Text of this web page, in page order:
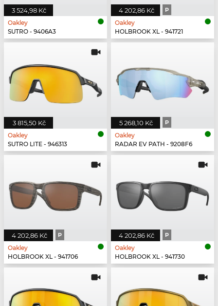
3 524,98 Kč
Oakley
SUTRO - 9406A3
4 202,86 Kč P
Oakley
HOLBROOK XL - 941721
3 815,50 Kč
Oakley
SUTRO LITE - 946313
5 268,10 Kč P
Oakley
RADAR EV PATH - 9208F6
4 202,86 Kč P
Oakley
HOLBROOK XL - 941706
4 202,86 Kč P
Oakley
HOLBROOK XL - 941730